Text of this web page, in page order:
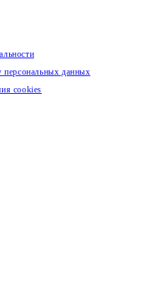
персональных данных
cookies